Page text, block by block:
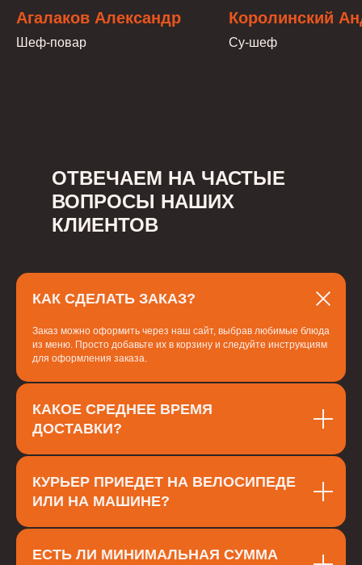
Агалаков Александр
Шеф-повар
Королинский
Су-шеф
ОТВЕЧАЕМ НА ЧАСТЫЕ
ВОПРОСЫ НАШИХ
КЛИЕНТОВ
КАК СДЕЛАТЬ ЗАКАЗ?
Заказ можно оформить через наш сайт, выбрав любимые блюда
из меню. Просто добавьте их в корзину и следуйте инструкциям
для оформления заказа.
КАКОЕ СРЕДНЕЕ ВРЕМЯ
ДОСТАВКИ?
КУРЬЕР ПРИЕДЕТ НА ВЕЛОСИПЕДЕ
ИЛИ НА МАШИНЕ?
ЕСТЬ ЛИ МИНИМАЛЬНАЯ СУММА